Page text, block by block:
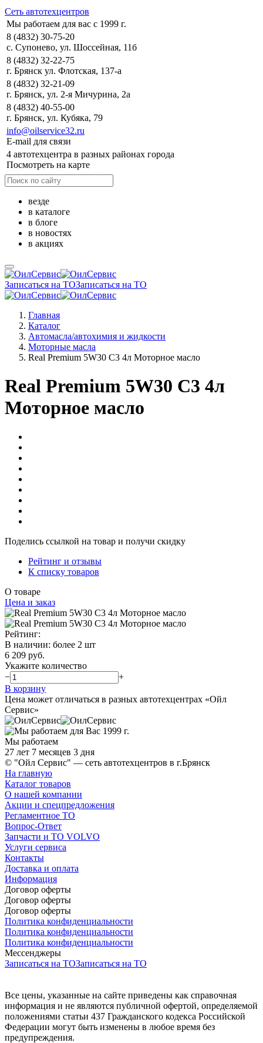
Сеть автотехцентров
Мы работаем для вас с 1999 г.
8 (4832) 30-75-20
с. Супонево, ул. Шоссейная, 11б
8 (4832) 32-22-75
г. Брянск ул. Флотская, 137-а
8 (4832) 32-21-09
г. Брянск, ул. 2-я Мичурина, 2а
8 (4832) 40-55-00
г. Брянск, ул. Кубяка, 79
info@oilservice32.ru
E-mail для связи
4 автотехцентра в разных районах города
Посмотреть на карте
везде
в каталоге
в блоге
в новостях
в акциях
Записаться на ТОЗаписаться на ТО
Главная
Каталог
Автомасла/автохимия и жидкости
Моторные масла
Real Premium 5W30 C3 4л Моторное масло
Real Premium 5W30 C3 4л
Моторное масло
Поделись ссылкой на товар и получи скидку
Рейтинг и отзывы
К списку товаров
О товаре
Цена и заказ
Рейтинг:
В наличии: более 2 шт
6 209 руб.
Укажите количество
−
+
В корзину
Цена может отличаться в разных автотехцентрах «Ойл
Сервис»
Мы работаем
27 лет 7 месяцев 3 дня
© "Ойл Сервис" — сеть автотехцентров в г.Брянск
На главную
Каталог товаров
О нашей компании
Акции и спецпредложения
Регламентное ТО
Вопрос-Ответ
Запчасти и ТО VOLVO
Услуги сервиса
Контакты
Доставка и оплата
Информация
Договор оферты
Договор оферты
Договор оферты
Политика конфиденциальности
Политика конфиденциальности
Политика конфиденциальности
Мессенджеры
Записаться на ТОЗаписаться на ТО
Все цены, указанные на сайте приведены как справочная
информация и не являются публичной офертой, определяемой
положениями статьи 437 Гражданского кодекса Российской
Федерации могут быть изменены в любое время без
предупреждения.